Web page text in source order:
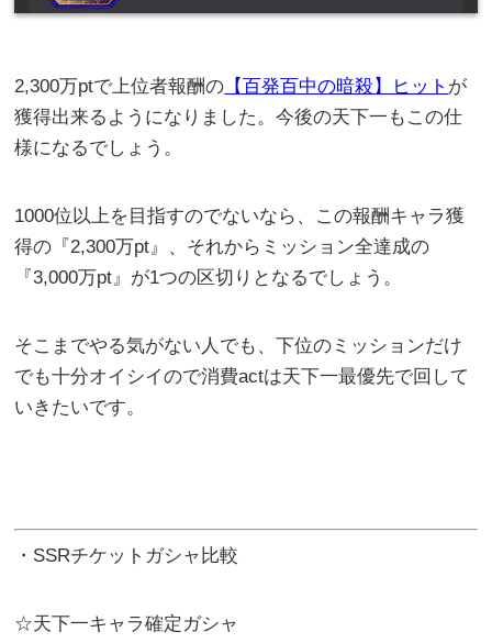
2,300万ptで上位者報酬の 【百発百中の暗殺】ヒット が
獲得出来るようになりました。今後の天下一もこの仕
様になるでしょう。
1000位以上を目指すのでないなら、この報酬キャラ獲
得の『2,300万pt』、それからミッション全達成の
『3,000万pt』が1つの区切りとなるでしょう。
そこまでやる気がない人でも、下位のミッションだけ
でも十分オイシイので消費actは天下一最優先で回して
いきたいです。
・SSRチケットガシャ比較
☆天下一キャラ確定ガシャ